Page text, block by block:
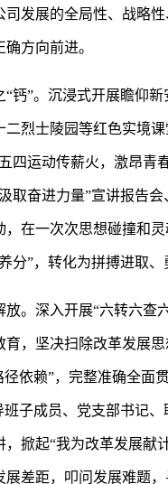
司发展的全局性、战略
方向前进。
“钙”。沉浸式开展瞻仰
二烈士陵园等红色实境
四运动传薪火，激昂青
取奋进力量”宣讲报告
，在一次次思想碰撞和
分”，转化为拼搏进取、
放。深入开展“六转六查
育，坚决扫除改革发展
径依赖”，完整准确全面
班子成员、党支部书记
，掀起“我为改革发展献
展差距，叩问发展难题